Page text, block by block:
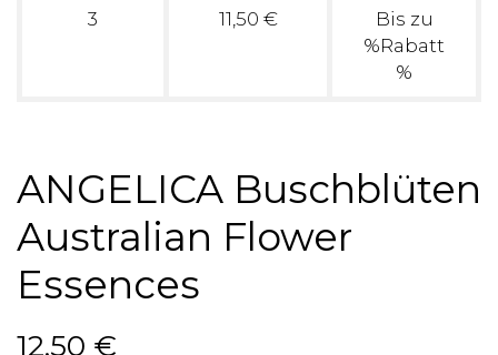
3 11,50 €
Bis zu
%Rabatt
%
ANGELICA Buschblüten
Australian Flower
Essences
12,50 €